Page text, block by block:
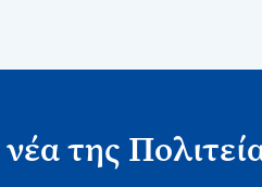
της